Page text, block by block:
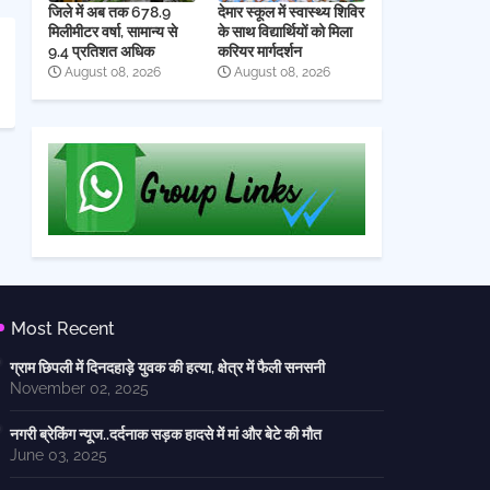
जिले में अब तक 678.9
मिलीमीटर वर्षा, सामान्य से
9.4 प्रतिशत अधिक
August 08, 2026
देमार स्कूल में स्वास्थ्य शिविर
के साथ विद्यार्थियों को मिला
करियर मार्गदर्शन
August 08, 2026
Most Recent
ग्राम छिपली में दिनदहाड़े युवक की हत्या, क्षेत्र में फैली सनसनी
November 02, 2025
नगरी ब्रेकिंग न्यूज..दर्दनाक सड़क हादसे में मां और बेटे की मौत
June 03, 2025